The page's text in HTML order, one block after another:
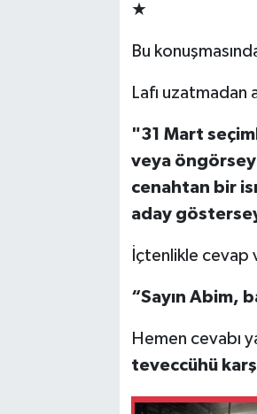
★
Bu
Lafı uzatmadan
"31 Mart
veya
cenahtan bir
aday
İçtenlikle cevap
“Sayın Abim,
Hemen cevabı
teveccühü